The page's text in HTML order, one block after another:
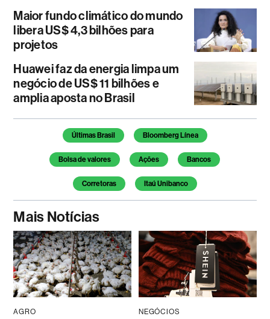
Maior fundo climático do mundo
libera US$ 4,3 bilhões para
projetos
Huawei faz da energia limpa um
negócio de US$ 11 bilhões e
amplia aposta no Brasil
Temas deste artigo
Últimas Brasil Bloomberg Línea
Bolsa de valores Ações Bancos
Corretoras Itaú Unibanco
Mais Notícias
AGRO NEGÓCIOS